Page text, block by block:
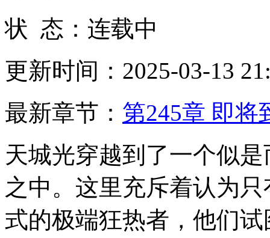
状 态：连载中
更新时间：2025-03-13
最新章节： 第245章 即将
天城光穿越到了一个似
之中。这里充斥着认为
式的极端狂热者，他们